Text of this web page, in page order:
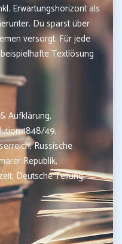
Erwartungshorizont als
Du sparst über
versorgt. Für jede
Textlösung
Aufklärung,
1848/49,
Russische
Republik,
Deutsche Teilung,